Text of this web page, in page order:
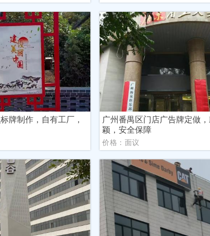
牌制作，自有工厂，
广州番禺区门店广告牌定做
颖，安全保障
价格：面议